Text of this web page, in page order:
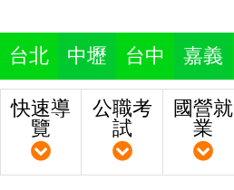
台北 中壢 台中 嘉義
快速導
覽
公職考
試
國營就
業